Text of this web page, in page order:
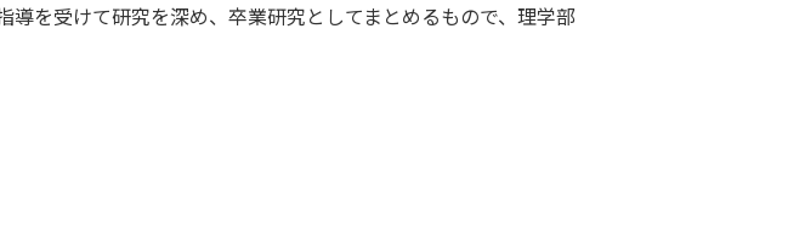
を受けて研究を深め、卒業研究としてまとめるもので、理学部